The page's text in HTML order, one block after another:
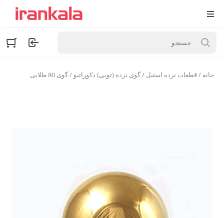
خانه /قطعات نرده استیل /گوی نرده (توپی) دکوراتیو / گوی 80 طلایی